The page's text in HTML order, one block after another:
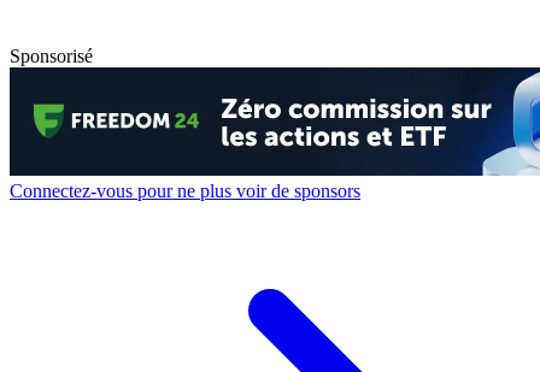
Sponsorisé
Connectez-vous pour ne plus voir de sponsors